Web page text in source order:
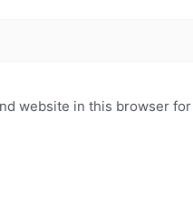
website in this browser